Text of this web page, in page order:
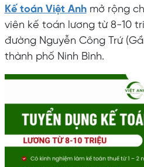
Kế toán Việt Anhmở rộng
viên kế toán lương từ 8-10
đường Nguyễn Công Trứ
thành phố Ninh Bình.